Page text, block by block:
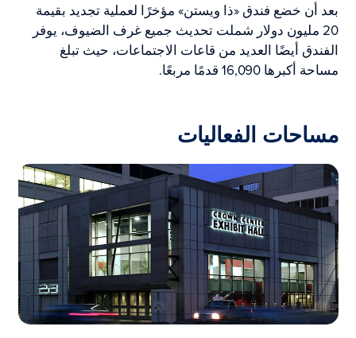
بعد أن خضع فندق «ذا ويستن» مؤخرًا لعملية تجديد بقيمة
20 مليون دولار شملت تحديث جميع غرف الضيوف، يوفر
الفندق أيضًا العديد من قاعات الاجتماعات، حيث تبلغ
مساحة أكبرها 16,090 قدمًا مربعًا.
مساحات الفعاليات